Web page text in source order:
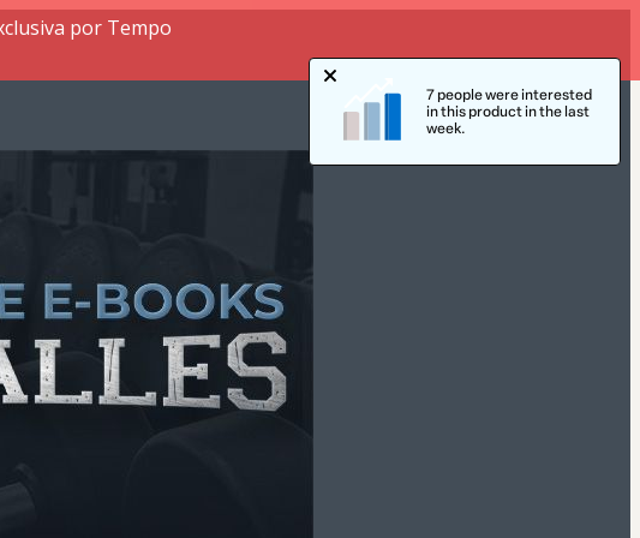
por Tempo
7 people were interested
in this product in the last
week.